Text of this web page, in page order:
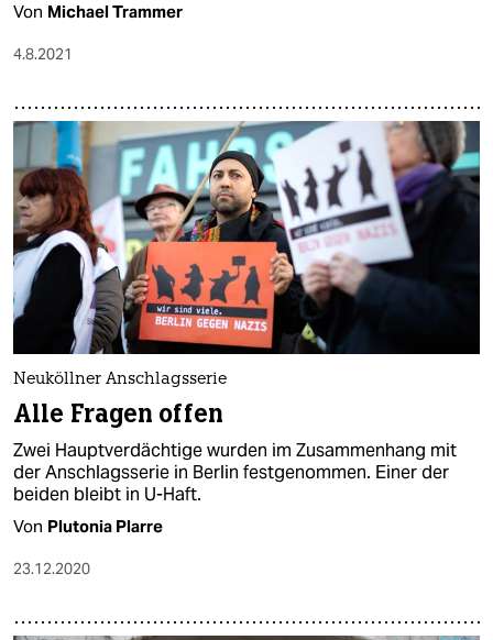
Von Michael Trammer
4.8.2021
Neuköllner Anschlagsserie
Alle Fragen offen
Zwei Hauptverdächtige wurden im Zusammenhang mit
der Anschlagsserie in Berlin festgenommen. Einer der
beiden bleibt in U-Haft.
Von Plutonia Plarre
23.12.2020